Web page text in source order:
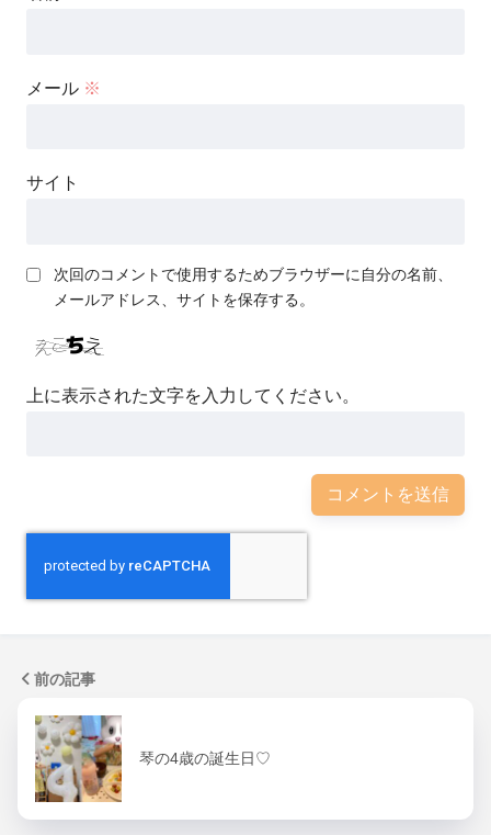
メール ※
サイト
次回のコメントで使用するためブラウザーに自分の名前、
メールアドレス、サイトを保存する。
上に表示された文字を入力してください。
前の記事
琴の4歳の誕生日♡